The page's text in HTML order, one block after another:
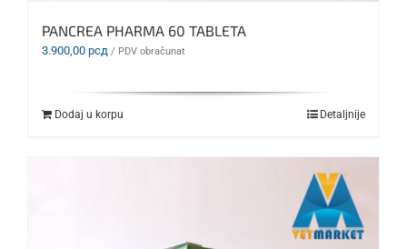
PANCREA PHARMA 60 TABLETA
3.900,00 рсд / PDV obračunat
Dodaj u korpu Detaljnije